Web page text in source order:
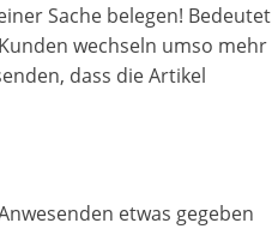
Sache belegen! Bedeutet
wechseln umso mehr
dass die Artikel
etwas gegeben